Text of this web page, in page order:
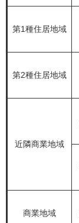
第1種住居地域
第2種住居地域
近隣商業地域
商業地域